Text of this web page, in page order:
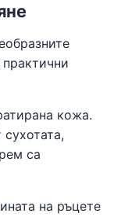
кожа.
са
на ръцете